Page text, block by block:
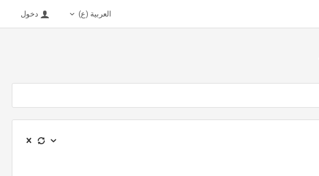
العربية (ع) دخول